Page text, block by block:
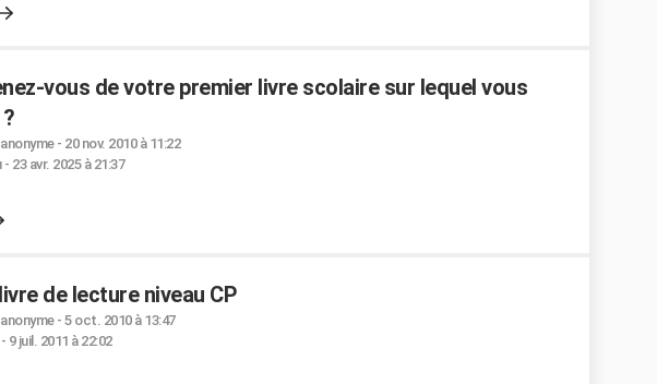
vous de votre premier livre scolaire sur lequel vous
- 20 nov. 2010 à 11:22
- 23 avr. 2025 à 21:37
de lecture niveau CP
- 5 oct. 2010 à 13:47
- 9 juil. 2011 à 22:02